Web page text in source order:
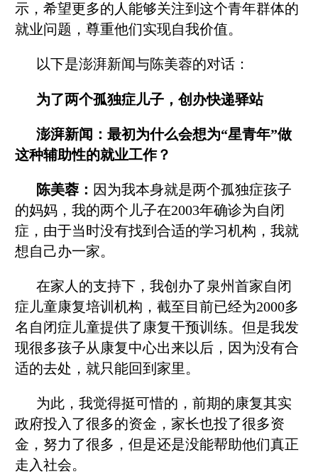
示，希望更多的人能够关注到这个青年群体的
就业问题，尊重他们实现自我价值。
以下是澎湃新闻与陈美蓉的对话：
为了两个孤独症儿子，创办快递驿站
澎湃新闻：最初为什么会想为“星青年”做
这种辅助性的就业工作？
陈美蓉： 因为我本身就是两个孤独症孩子
的妈妈，我的两个儿子在2003年确诊为自闭
症，由于当时没有找到合适的学习机构，我就
想自己办一家。
在家人的支持下，我创办了泉州首家自闭
症儿童康复培训机构，截至目前已经为2000多
名自闭症儿童提供了康复干预训练。但是我发
现很多孩子从康复中心出来以后，因为没有合
适的去处，就只能回到家里。
为此，我觉得挺可惜的，前期的康复其实
政府投入了很多的资金，家长也投了很多资
金，努力了很多，但是还是没能帮助他们真正
走入社会。